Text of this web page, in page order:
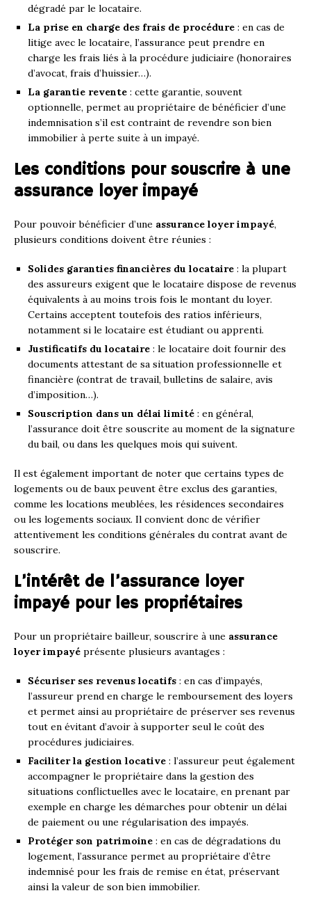
dégradé par le locataire.
La prise en charge des frais de procédure : en cas de
litige avec le locataire, l’assurance peut prendre en
charge les frais liés à la procédure judiciaire (honoraires
d’avocat, frais d’huissier…).
La garantie revente : cette garantie, souvent
optionnelle, permet au propriétaire de bénéficier d’une
indemnisation s’il est contraint de revendre son bien
immobilier à perte suite à un impayé.
Les conditions pour souscrire à une
assurance loyer impayé
Pour pouvoir bénéficier d’une assurance loyer impayé,
plusieurs conditions doivent être réunies :
Solides garanties financières du locataire : la plupart
des assureurs exigent que le locataire dispose de revenus
équivalents à au moins trois fois le montant du loyer.
Certains acceptent toutefois des ratios inférieurs,
notamment si le locataire est étudiant ou apprenti.
Justificatifs du locataire : le locataire doit fournir des
documents attestant de sa situation professionnelle et
financière (contrat de travail, bulletins de salaire, avis
d’imposition…).
Souscription dans un délai limité : en général,
l’assurance doit être souscrite au moment de la signature
du bail, ou dans les quelques mois qui suivent.
Il est également important de noter que certains types de
logements ou de baux peuvent être exclus des garanties,
comme les locations meublées, les résidences secondaires
ou les logements sociaux. Il convient donc de vérifier
attentivement les conditions générales du contrat avant de
souscrire.
L’intérêt de l’assurance loyer
impayé pour les propriétaires
Pour un propriétaire bailleur, souscrire à une assurance
loyer impayé présente plusieurs avantages :
Sécuriser ses revenus locatifs : en cas d’impayés,
l’assureur prend en charge le remboursement des loyers
et permet ainsi au propriétaire de préserver ses revenus
tout en évitant d’avoir à supporter seul le coût des
procédures judiciaires.
Faciliter la gestion locative : l’assureur peut également
accompagner le propriétaire dans la gestion des
situations conflictuelles avec le locataire, en prenant par
exemple en charge les démarches pour obtenir un délai
de paiement ou une régularisation des impayés.
Protéger son patrimoine : en cas de dégradations du
logement, l’assurance permet au propriétaire d’être
indemnisé pour les frais de remise en état, préservant
ainsi la valeur de son bien immobilier.